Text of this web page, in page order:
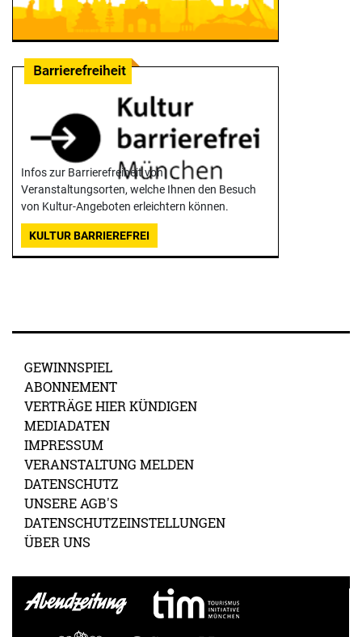
Infos zur Barrierefreiheit von
Veranstaltungsorten, welche Ihnen den Besuch
von Kultur-Angeboten erleichtern können.
KULTUR BARRIEREFREI
GEWINNSPIEL
ABONNEMENT
VERTRÄGE HIER KÜNDIGEN
MEDIADATEN
IMPRESSUM
VERANSTALTUNG MELDEN
DATENSCHUTZ
UNSERE AGB'S
DATENSCHUTZEINSTELLUNGEN
ÜBER UNS